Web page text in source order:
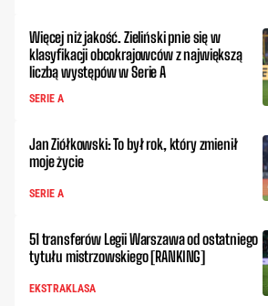
Więcej niż jakość. Zieliński pnie się w
klasyfikacji obcokrajowców z największą
liczbą występów w Serie A
SERIE A
Jan Ziółkowski: To był rok, który zmienił
moje życie
SERIE A
51 transferów Legii Warszawa od ostatniego
tytułu mistrzowskiego [RANKING]
EKSTRAKLASA